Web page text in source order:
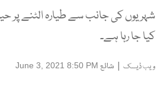
شہریوں کی جانب سے طیارہ الٹنے پر
کیا جا رہا ہے۔
ویب ڈیسک | شائع June 3, 2021 8:50 PM